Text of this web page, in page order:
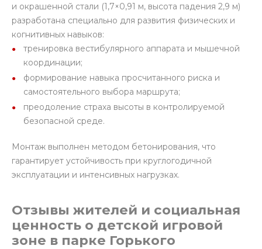
и окрашенной стали (1,7×0,91 м, высота падения 2,9 м)
разработана специально для развития физических и
когнитивных навыков:
тренировка вестибулярного аппарата и мышечной
координации;
формирование навыка просчитанного риска и
самостоятельного выбора маршрута;
преодоление страха высоты в контролируемой
безопасной среде.
Монтаж выполнен методом бетонирования, что
гарантирует устойчивость при круглогодичной
эксплуатации и интенсивных нагрузках.
Отзывы жителей и социальная
ценность о детской игровой
зоне в парке Горького